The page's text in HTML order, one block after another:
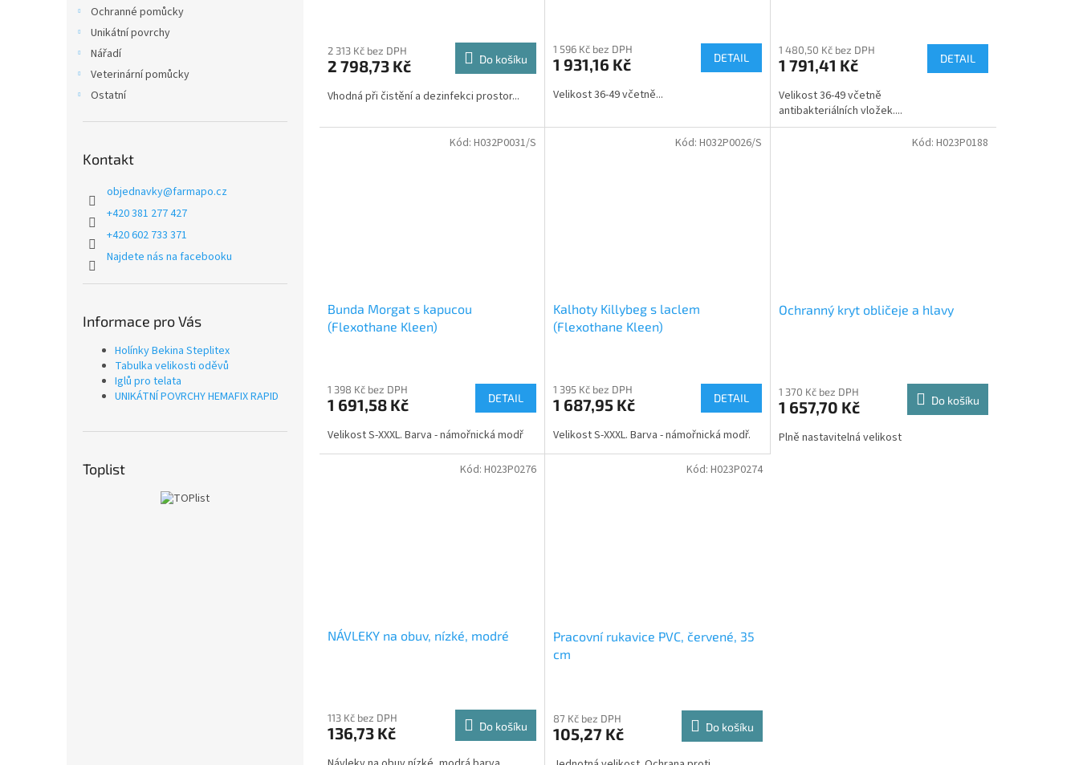
Ochranné pomůcky
Unikátní povrchy
Nářadí
Veterinární pomůcky
Ostatní
Kontakt
objednavky@farmapo.cz
+420 381 277 427
+420 602 733 371
Najdete nás na facebooku
Informace pro Vás
Holínky Bekina Steplitex
Tabulka velikosti oděvů
Iglů pro telata
UNIKÁTNÍ POVRCHY HEMAFIX RAPID
Toplist
2 313 Kč bez DPH
2 798,73 Kč Do košíku
Vhodná při čistění a dezinfekci prostor...
1 596 Kč bez DPH
1 931,16 Kč DETAIL
Velikost 36-49 včetně...
1 480,50 Kč bez DPH
1 791,41 Kč DETAIL
Velikost 36-49 včetně
antibakteriálních vložek....
Bunda Morgat s kapucou
(Flexothane Kleen)
1 398 Kč bez DPH
1 691,58 Kč DETAIL
Velikost S-XXXL. Barva - námořnická modř
Kód: H032P0031/S
Kalhoty Killybeg s laclem
(Flexothane Kleen)
1 395 Kč bez DPH
1 687,95 Kč DETAIL
Velikost S-XXXL. Barva - námořnická modř.
Kód: H032P0026/S
Ochranný kryt obličeje a hlavy
1 370 Kč bez DPH
1 657,70 Kč Do košíku
Plně nastavitelná velikost
Kód: H023P0188
NÁVLEKY na obuv, nízké, modré
113 Kč bez DPH
136,73 Kč Do košíku
Kód: H023P0276
Pracovní rukavice PVC, červené, 35
cm
87 Kč bez DPH
105,27 Kč Do košíku
Kód: H023P0274